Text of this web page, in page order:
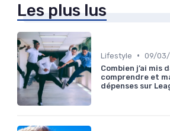
Les plus lus
Lifestyle • 09/
Combien j’ai mis
comprendre et
dépenses sur